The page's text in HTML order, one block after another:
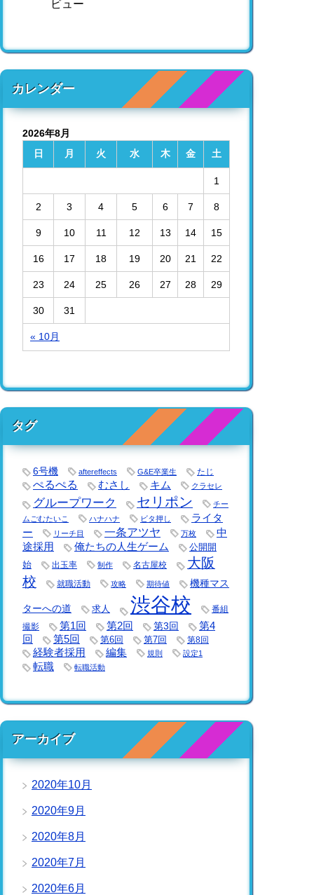
ビュー
カレンダー
2026年8月
日
月 火 水 木 金 土
« 10月
1
2 3 4 5 6 7 8
9 10 11 12 13 14 15
16 17 18 19 20 21 22
23 24 25 26 27 28 29
30 31
タグ
6号機 aftereffects G&E卒業生 たじ
ぺるぺる むさし キム クラセレ
グループワーク セリポン
チー
ムごむたいこ
ハナハナ ビタ押し
ライタ
ー
リーチ目 一条アツヤ 万枚
中
途採用
俺たちの人生ゲーム
公開開
始
出玉率 制作 名古屋校
大阪
校
就職活動 攻略 期待値 機種マス
ターへの道 求人 渋谷校
番組
撮影
第1回 第2回 第3回
第4
回
第5回 第6回 第7回 第8回
経験者採用 編集 規則 設定1
転職 転職活動
アーカイブ
2020年10月
2020年9月
2020年8月
2020年7月
2020年6月